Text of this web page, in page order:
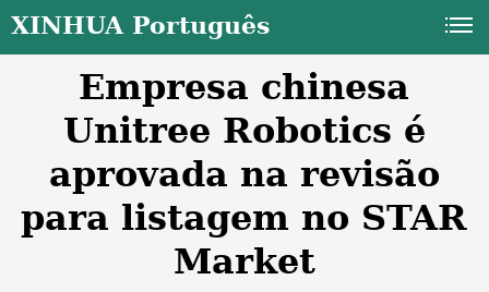
XINHUA Português
Empresa chinesa
Unitree Robotics é
aprovada na revisão
para listagem no STAR
Market